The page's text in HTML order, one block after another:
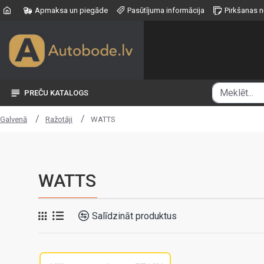
Apmaksa un piegāde Pasūtījuma informācija Pirkšanas
PREČU KATALOGS
Galvenā Ražotāji WATTS
WATTS
Salīdzināt produktus